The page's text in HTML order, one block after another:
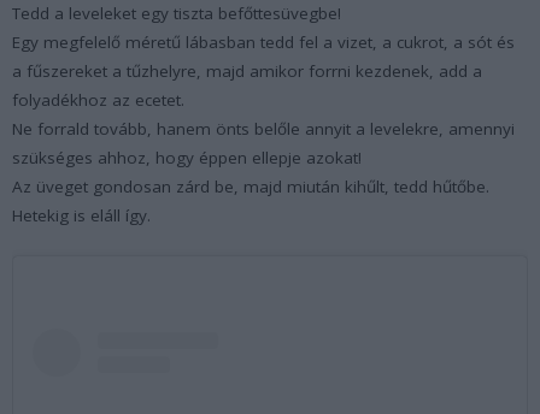
Tedd a leveleket egy tiszta befőttesüvegbe!
Egy megfelelő méretű lábasban tedd fel a vizet, a cukrot, a sót és
a fűszereket a tűzhelyre, majd amikor forrni kezdenek, add a
folyadékhoz az ecetet.
Ne forrald tovább, hanem önts belőle annyit a levelekre, amennyi
szükséges ahhoz, hogy éppen ellepje azokat!
Az üveget gondosan zárd be, majd miután kihűlt, tedd hűtőbe.
Hetekig is eláll így.